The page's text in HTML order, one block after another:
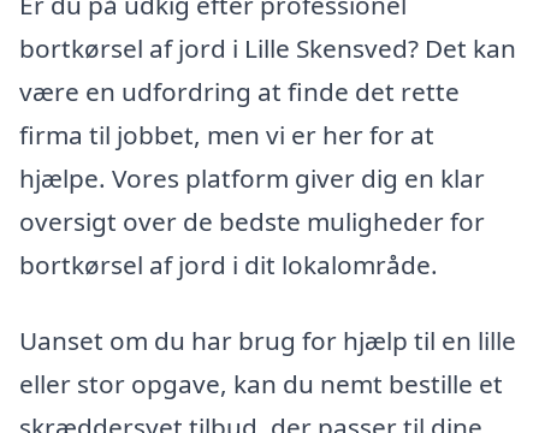
bortkørsel af jord i Lille Skensved? Det kan
være en udfordring at finde det rette
firma til jobbet, men vi er her for at
hjælpe. Vores platform giver dig en klar
oversigt over de bedste muligheder for
bortkørsel af jord i dit lokalområde.
Uanset om du har brug for hjælp til en lille
eller stor opgave, kan du nemt bestille et